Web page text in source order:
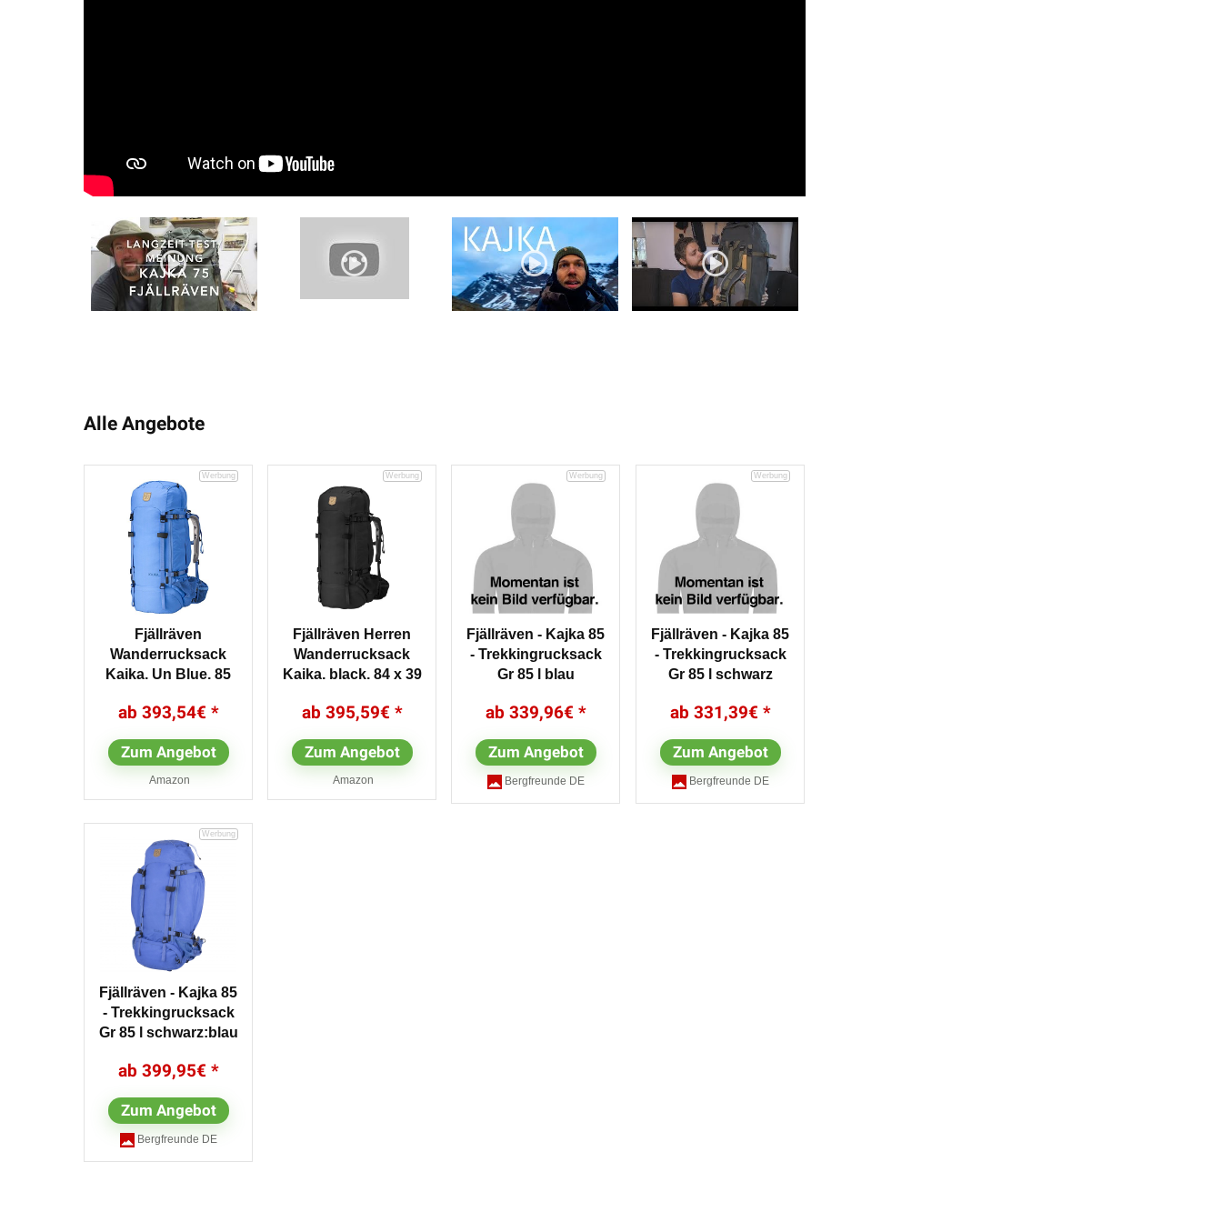
Alle Angebote
Fjällräven
Wanderrucksack
Kajka, Un Blue, 85
393,54€
Zum Angebot
Amazon
Fjällräven Herren
Wanderrucksack
Kajka, black, 84 x 39
395,59€
Zum Angebot
Amazon
Fjällräven - Kajka 85
- Trekkingrucksack
Gr 85 l blau
339,96€
Zum Angebot
Bergfreunde DE
Fjällräven - Kajka 85
- Trekkingrucksack
Gr 85 l schwarz
331,39€
Zum Angebot
Bergfreunde DE
Fjällräven - Kajka 85
- Trekkingrucksack
Gr 85 l schwarz;blau
399,95€
Zum Angebot
Bergfreunde DE